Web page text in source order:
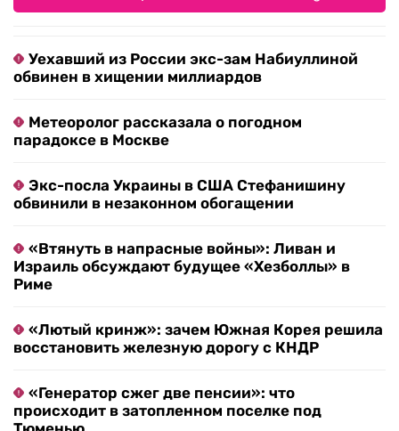
Уехавший из России экс-зам Набиуллиной
обвинен в хищении миллиардов
Метеоролог рассказала о погодном
парадоксе в Москве
Экс-посла Украины в США Стефанишину
обвинили в незаконном обогащении
«Втянуть в напрасные войны»: Ливан и
Израиль обсуждают будущее «Хезболлы» в
Риме
«Лютый кринж»: зачем Южная Корея решила
восстановить железную дорогу с КНДР
«Генератор сжег две пенсии»: что
происходит в затопленном поселке под